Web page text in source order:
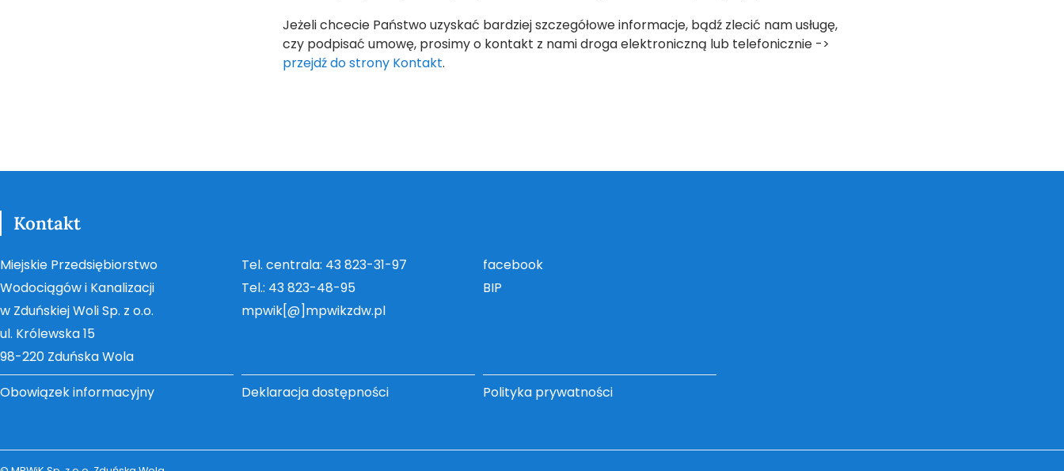
Jeżeli chcecie Państwo uzyskać bardziej szczegółowe informacje, bądź zlecić nam usługę,
czy podpisać umowę, prosimy o kontakt z nami droga elektroniczną lub telefonicznie ->
przejdź do strony Kontakt.
Kontakt
Miejskie Przedsiębiorstwo
Wodociągów i Kanalizacji
w Zduńskiej Woli Sp. z o.o.
ul. Królewska 15
98-220 Zduńska Wola
Tel. centrala: 43 823-31-97
Tel.: 43 823-48-95
mpwik[@]mpwikzdw.pl
facebook
BIP
Obowiązek informacyjny Deklaracja dostępności Polityka prywatności